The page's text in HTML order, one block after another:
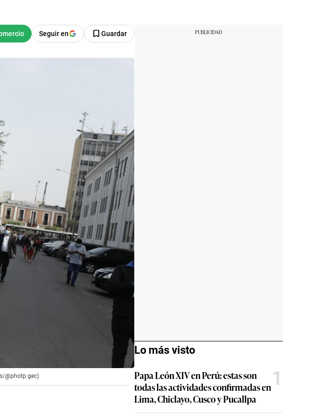
Seguir en Guardar
@photp.gec)
Lo más visto
Papa León XIV en Perú: estas son
todas las actividades confirmadas en
Lima, Chiclayo, Cusco y Pucallpa
1